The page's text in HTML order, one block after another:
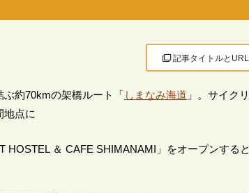
記事タイトルと
ぶ約70kmの架橋ルート「 しまなみ海道 」。サイク
地点に
HOSTEL ＆ CAFE SHIMANAMI」をオープンする